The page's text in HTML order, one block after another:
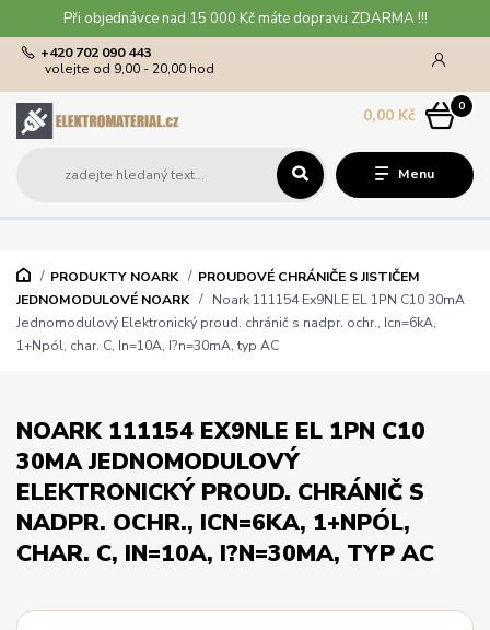
Při objednávce nad 15 000 Kč máte dopravu ZDARMA !!!
Menu
+420 702 090 443
volejte od 9,00 - 20,00 hod
0
0,00 Kč
PRODUKTY NOARK
PROUDOVÉ CHRÁNIČE S JISTIČEM
JEDNOMODULOVÉ NOARK
Noark 111154 Ex9NLE EL 1PN C10 30mA
Jednomodulový Elektronický proud. chránič s nadpr. ochr., Icn=6kA,
1+Npól, char. C, In=10A, I?n=30mA, typ AC
NOARK 111154 EX9NLE EL 1PN C10
30MA JEDNOMODULOVÝ
ELEKTRONICKÝ PROUD. CHRÁNIČ S
NADPR. OCHR., ICN=6KA, 1+NPÓL,
CHAR. C, IN=10A, I?N=30MA, TYP AC